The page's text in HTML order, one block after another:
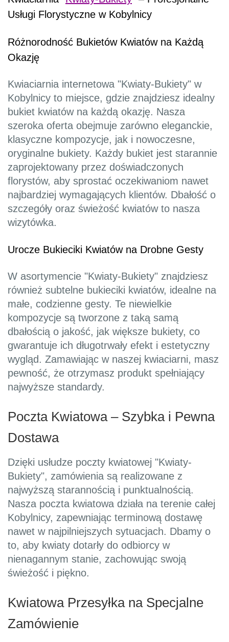
Usługi Florystyczne w Kobylnicy
Różnorodność Bukietów Kwiatów na Każdą
Okazję
Kwiaciarnia internetowa "Kwiaty-Bukiety" w
Kobylnicy to miejsce, gdzie znajdziesz idealny
bukiet kwiatów na każdą okazję. Nasza
szeroka oferta obejmuje zarówno eleganckie,
klasyczne kompozycje, jak i nowoczesne,
oryginalne bukiety. Każdy bukiet jest starannie
zaprojektowany przez doświadczonych
florystów, aby sprostać oczekiwaniom nawet
najbardziej wymagających klientów. Dbałość o
szczegóły oraz świeżość kwiatów to nasza
wizytówka.
Urocze Bukieciki Kwiatów na Drobne Gesty
W asortymencie "Kwiaty-Bukiety" znajdziesz
również subtelne bukieciki kwiatów, idealne na
małe, codzienne gesty. Te niewielkie
kompozycje są tworzone z taką samą
dbałością o jakość, jak większe bukiety, co
gwarantuje ich długotrwały efekt i estetyczny
wygląd. Zamawiając w naszej kwiaciarni, masz
pewność, że otrzymasz produkt spełniający
najwyższe standardy.
Poczta Kwiatowa – Szybka i Pewna
Dostawa
Dzięki usłudze poczty kwiatowej "Kwiaty-
Bukiety", zamówienia są realizowane z
najwyższą starannością i punktualnością.
Nasza poczta kwiatowa działa na terenie całej
Kobylnicy, zapewniając terminową dostawę
nawet w najpilniejszych sytuacjach. Dbamy o
to, aby kwiaty dotarły do odbiorcy w
nienagannym stanie, zachowując swoją
świeżość i piękno.
Kwiatowa Przesyłka na Specjalne
Zamówienie